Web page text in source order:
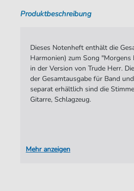
Tempo:
Künstler:
Herr ,Trude
Autoren:
Seiten:
4
Produktbeschreibung
Dieses Notenheft enthält die
Harmonien) zum Song
in der Version von Trude Herr.
der Gesamtausgabe für Band
separat erhältlich sind die
Gitarre, Schlagzeug.
Mehr anzeigen